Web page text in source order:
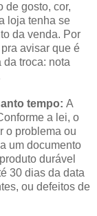
de gosto, cor,
loja tenha se
da venda. Por
avisar que é
da troca: nota
tempo: A
a lei, o
o problema ou
um documento
durável
30 dias da data
ou defeitos de